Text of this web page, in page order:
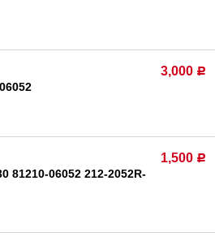
3,000 Р
81210-06052 212-2052R-
1,500 Р